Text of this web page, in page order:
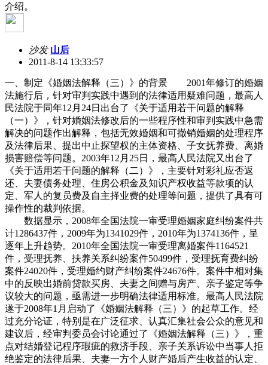
介绍。
沙发 山后
2011-8-14 13:33:57
一、制定《婚姻法解释（三）》的背景 2001年修订的婚姻
法施行后，针对审判实践中遇到的法律适用疑难问题，最高人
民法院于同年12月24日出台了《关于适用若干问题的解释
（一）》，针对婚姻法修改后的一些程序性和审判实践中急需
解决的问题作出解释，包括无效婚姻和可撤销婚姻的处理程序
及法律后果、提出中止探望权的主体资格、子女抚养费、离婚
损害赔偿等问题。2003年12月25日，最高人民法院又出台了
《关于适用若干问题的解释（二）》，主要针对彩礼应否返
还、夫妻债务处理、住房公积金及知识产权收益等款项的认
定、军人的复员费及自主择业费的处理等问题，提供了具有可
操作性的裁判依据。
数据显示，2008年全国法院一审受理婚姻家庭纠纷案件共
计1286437件，2009年为1341029件，2010年为1374136件，呈
逐年上升趋势。2010年全国法院一审受理离婚案件1164521
件，受理抚养、扶养关系纠纷案件50499件，受理抚育费纠纷
案件24020件，受理婚约财产纠纷案件24676件。案件中相对集
中的反映出婚前贷款买房、夫妻之间赠与房产、亲子鉴定等争
议较大的问题，亟需进一步明确法律适用标准。最高人民法院
遂于2008年1月启动了《婚姻法解释（三）》的起草工作。经
过充分论证，特别是在广泛征求、认真汇集社会公众的意见和
建议后，经审判委员会讨论通过了《婚姻法解释（三）》，重
点对结婚登记程序瑕疵的救济手段、亲子关系诉讼中当事人拒
绝鉴定的法律后果、夫妻一方个人财产婚后产生收益的认定、